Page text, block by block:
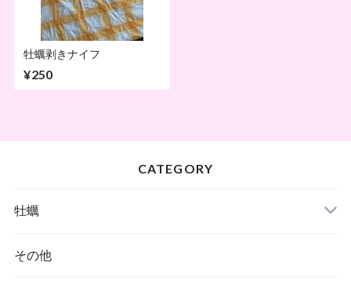
牡蠣剥きナイフ
¥250
CATEGORY
牡蠣
殻付き牡蠣
その他